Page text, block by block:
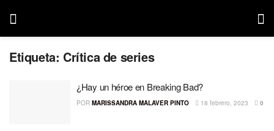
Etiqueta: Crítica de series
¿Hay un héroe en Breaking Bad?
POR MARISSANDRA MALAVER PINTO 18 febrero, 2023 0